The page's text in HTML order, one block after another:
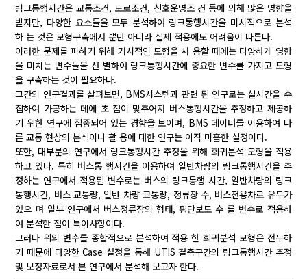
링크통행시간은 교통조건, 도로조건, 신호운영조 건 등에 의해 많은 영향을
받지만, 다양한 요소들을 모두 분석하여 링크통행시간을 미시적으로 분석
하 는 것은 모형구축에서 뿐만 아니라 실제 적용에도 어려움이 따른다.
이러한 문제를 피하기 위해 거시적인 모형을 사 용할 때에는 다양하게 영향
을 미치는 변수들을 선 별하여 링크통행시간에 중요한 변수를 가지고 모형
을 구축하는 것이 필요하다.
그간의 연구결과를 살펴보면, BMS시스템과 관련 된 연구로는 실시간을 수
집하여 가공하는 데에 초 점이 맞추어져 버스통행시간을 추정하고 제공하
기 위한 연구에 집중되어 있는 경향을 보이며, BMS 데이터를 이용하여 다
른 교통 현상의 분석이나 활 용에 대한 연구는 아직 미흡한 실정이다.
또한, 대부분의 연구에서 링크통행시간 추정을 위해 회귀분석 모형을 적용
하고 있다. 특히 버스통 행시간을 이용하여 일반차량의 링크통행시간을 추
정하는 연구에서 적용된 변수로는 버스의 링크통행 시간, 일반차량의 링크
통행시간, 버스 교통량, 일반 차량 교통량, 정류장 수, 버스전용차로 유무가
있으 며 일부 연구에서 버스정류장의 형태, 횡단보도 수 를 변수로 적용하
여 분석한 점이 특이사항이다.
그러나 위의 변수를 종합적으로 분석하여 적용 한 회귀분석 모형은 전무하
기 때문에 다양한 Case 설정을 통해 UTIS 결측구간의 링크통행시간 추정
및 보정자료로서 본 연구에서 분석해 보고자 한다.